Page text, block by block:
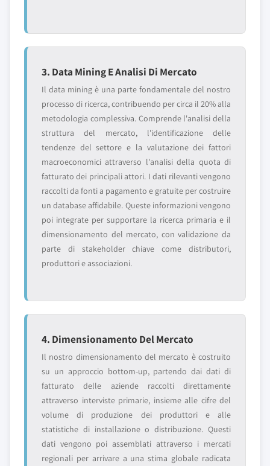
3. Data Mining E Analisi Di Mercato
Il data mining è una parte fondamentale del nostro
processo di ricerca, contribuendo per circa il 20% alla
metodologia complessiva. Comprende l'analisi della
struttura del mercato, l'identificazione delle
tendenze del settore e la valutazione dei fattori
macroeconomici attraverso l'analisi della quota di
fatturato dei principali attori. I dati rilevanti vengono
raccolti da fonti a pagamento e gratuite per costruire
un database affidabile. Queste informazioni vengono
poi integrate per supportare la ricerca primaria e il
dimensionamento del mercato, con validazione da
parte di stakeholder chiave come distributori,
produttori e associazioni.
4. Dimensionamento Del Mercato
Il nostro dimensionamento del mercato è costruito
su un approccio bottom-up, partendo dai dati di
fatturato delle aziende raccolti direttamente
attraverso interviste primarie, insieme alle cifre del
volume di produzione dei produttori e alle
statistiche di installazione o distribuzione. Questi
dati vengono poi assemblati attraverso i mercati
regionali per arrivare a una stima globale radicata